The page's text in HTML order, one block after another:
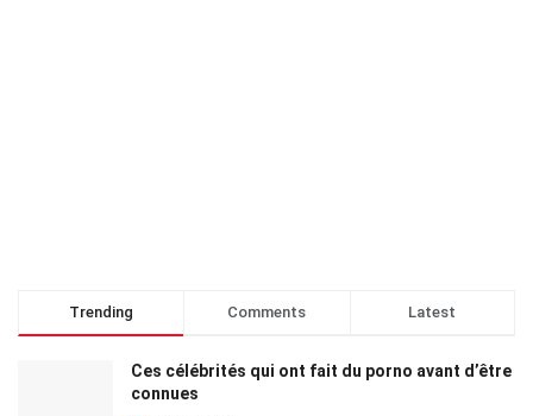
Trending Comments Latest
Ces célébrités qui ont fait du porno avant d’être
connues